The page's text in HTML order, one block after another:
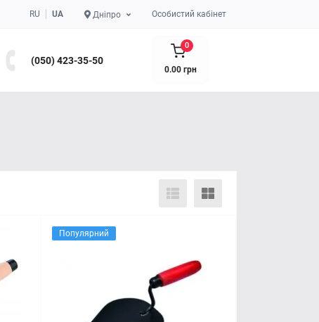
RU UA Дніпро Особистий кабінет
(050) 423-35-50
0
0.00 грн
Популярний